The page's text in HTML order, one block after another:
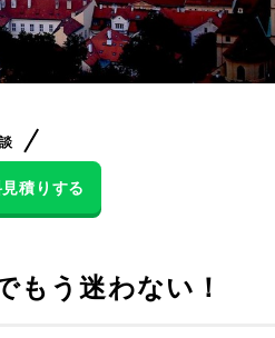
積りする
もう迷わない！